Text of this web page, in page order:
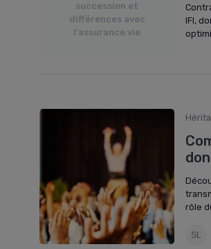
succession et
différences avec
l'assurance vie
IFI,
rôle